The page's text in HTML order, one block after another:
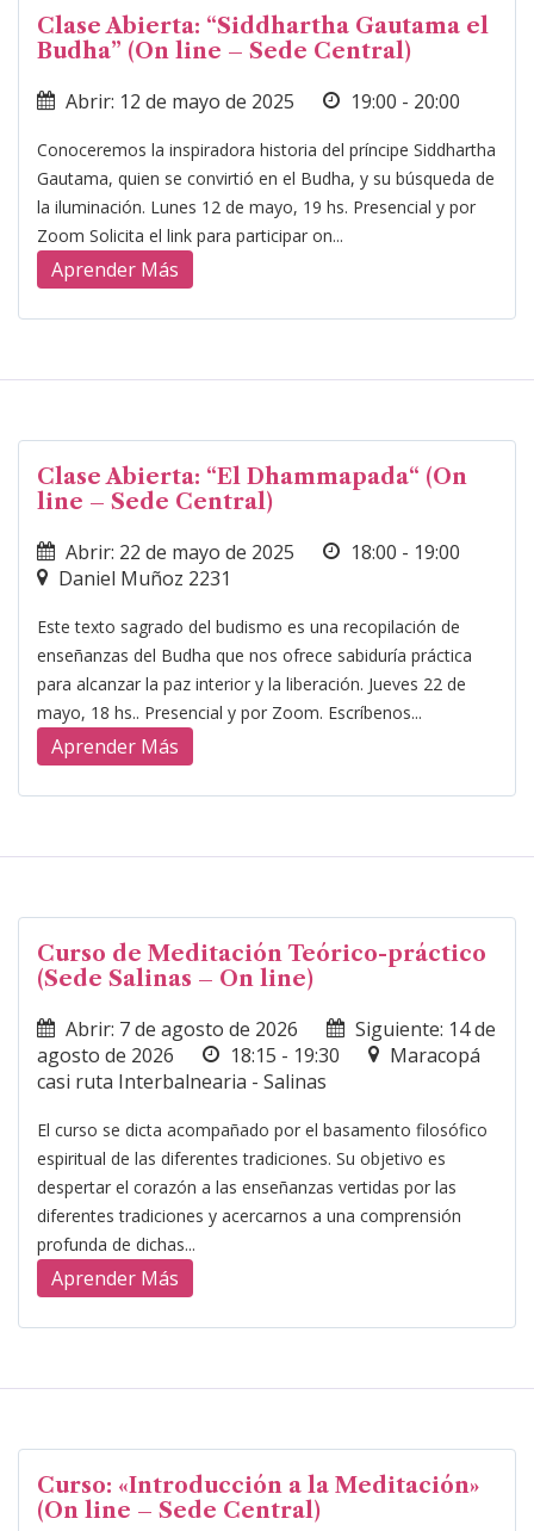
Clase Abierta: “Siddhartha Gautama el
Budha” (On line – Sede Central)
Abrir: 12 de mayo de 2025
19:00 - 20:00
Conoceremos la inspiradora historia del príncipe Siddhartha
Gautama, quien se convirtió en el Budha, y su búsqueda de
la iluminación. Lunes 12 de mayo, 19 hs. Presencial y por
Zoom Solicita el link para participar on...
Aprender Más
Clase Abierta: “El Dhammapada“ (On
line – Sede Central)
Abrir: 22 de mayo de 2025
18:00 - 19:00
Daniel Muñoz 2231
Este texto sagrado del budismo es una recopilación de
enseñanzas del Budha que nos ofrece sabiduría práctica
para alcanzar la paz interior y la liberación. Jueves 22 de
mayo, 18 hs.. Presencial y por Zoom. Escríbenos...
Aprender Más
Curso de Meditación Teórico-práctico
(Sede Salinas – On line)
Abrir: 7 de agosto de 2026
Siguiente: 14 de
agosto de 2026
18:15 - 19:30
Maracopá
casi ruta Interbalnearia - Salinas
El curso se dicta acompañado por el basamento filosófico
espiritual de las diferentes tradiciones. Su objetivo es
despertar el corazón a las enseñanzas vertidas por las
diferentes tradiciones y acercarnos a una comprensión
profunda de dichas...
Aprender Más
Curso: «Introducción a la Meditación»
(On line – Sede Central)